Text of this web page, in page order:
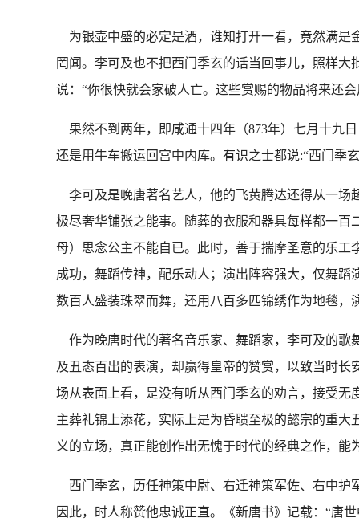
为银壶中盛的必定是酒，谁知打开一看，竟然满
罔闻。李可及也不把西门季玄的话当回事儿，照样
说：“你很快就会家破人亡。这些赏赐的物品将来还
果然不到两年，即咸通十四年（873年）七月十九
还是用牛车搬运回宫中内库。有识之士都说:“西门季
李可及是晚唐著名艺人，他的飞黄腾达还得从一
极尽奢华铺张之能事。随葬的衣服和器具每样都一
母）思念公主不能自已。此时，善于揣摩圣意的乐
成功，舞蹈传神，配乐动人；演出阵容强大，仅舞
数百人盛装珠翠而舞，还用八百多匹锦绣作为地毯，
作为晚唐时代的著名音乐家、舞蹈家，李可及的歌
及丑态百出的表演，却赢得皇帝的赞赏，以致当时
场从表面上看，是没有听从西门季玄的劝言，接受
主葬礼锦上添花，实际上是为昏聩至极的懿宗的重
义的立场，真正能创作出无愧于时代的经典之作，
西门季玄，历任神策中尉、右迁神策军佐、右中护
因此，时人称赞他忠诚正直。《新唐书》记载：“唐